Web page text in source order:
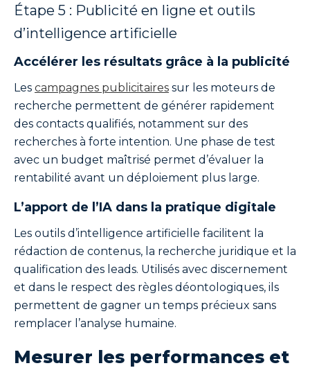
Étape 5 : Publicité en ligne et outils
d’intelligence artificielle
Accélérer les résultats grâce à la publicité
Les campagnes publicitaires sur les moteurs de
recherche permettent de générer rapidement
des contacts qualifiés, notamment sur des
recherches à forte intention. Une phase de test
avec un budget maîtrisé permet d’évaluer la
rentabilité avant un déploiement plus large.
L’apport de l’IA dans la pratique digitale
Les outils d’intelligence artificielle facilitent la
rédaction de contenus, la recherche juridique et la
qualification des leads. Utilisés avec discernement
et dans le respect des règles déontologiques, ils
permettent de gagner un temps précieux sans
remplacer l’analyse humaine.
Mesurer les performances et